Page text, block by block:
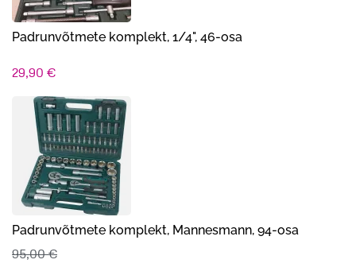
Padrunvõtmete komplekt, 1/4", 46-osa
29,90 €
Padrunvõtmete komplekt, Mannesmann, 94-osa
95,00€